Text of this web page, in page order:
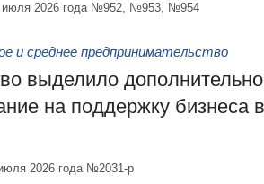
июля 2026 года №952, №953, №954
и среднее предпринимательство
выделило
на поддержку бизнеса
2026 года №2031-р